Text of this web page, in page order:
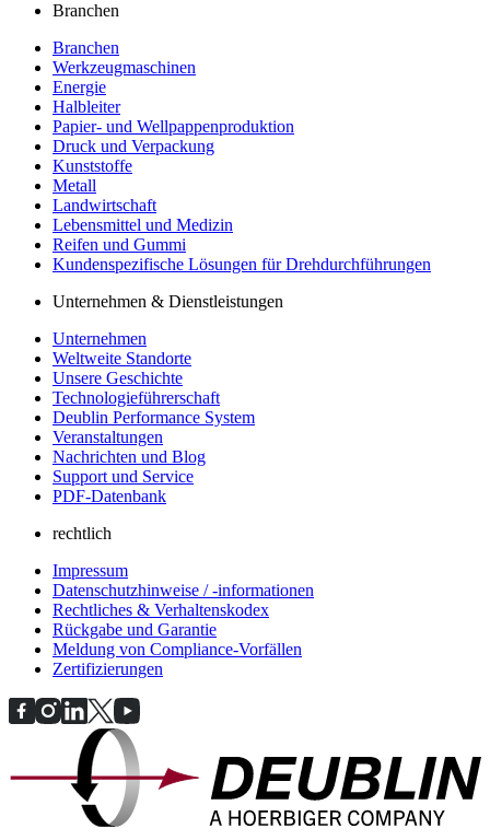
Branchen
Branchen
Werkzeugmaschinen
Energie
Halbleiter
Papier- und Wellpappenproduktion
Druck und Verpackung
Kunststoffe
Metall
Landwirtschaft
Lebensmittel und Medizin
Reifen und Gummi
Kundenspezifische Lösungen für Drehdurchführungen
Unternehmen & Dienstleistungen
Unternehmen
Weltweite Standorte
Unsere Geschichte
Technologieführerschaft
Deublin Performance System
Veranstaltungen
Nachrichten und Blog
Support und Service
PDF-Datenbank
rechtlich
Impressum
Datenschutzhinweise / -informationen
Rechtliches & Verhaltenskodex
Rückgabe und Garantie
Meldung von Compliance-Vorfällen
Zertifizierungen